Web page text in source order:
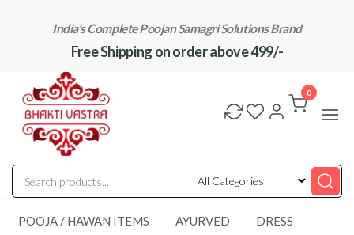
India’s Complete Poojan Samagri Solutions Brand
Free Shipping on order above 499/-
0
POOJA / HAWAN ITEMS AYURVED DRESS